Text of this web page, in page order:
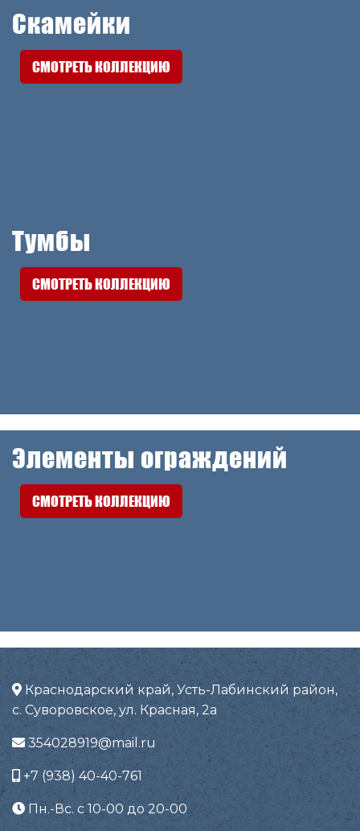
Скамейки
СМОТРЕТЬ КОЛЛЕКЦИЮ
Тумбы
СМОТРЕТЬ КОЛЛЕКЦИЮ
Элементы ограждений
СМОТРЕТЬ КОЛЛЕКЦИЮ
Краснодарский край, Усть-Лабинский район,
с. Суворовское, ул. Красная, 2а
354028919@mail.ru
+7 (938) 40-40-761
Пн.-Вс. с 10-00 до 20-00